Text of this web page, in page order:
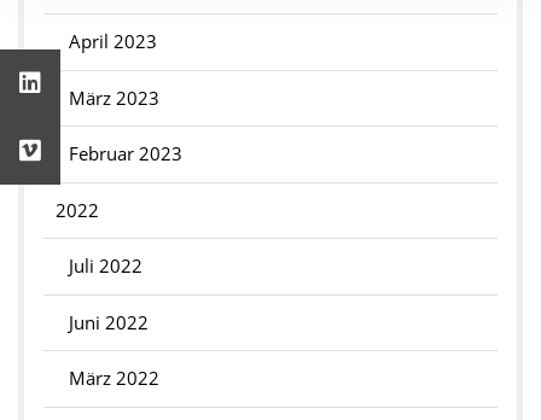
April 2023
März 2023
Februar 2023
2022
Juli 2022
Juni 2022
März 2022